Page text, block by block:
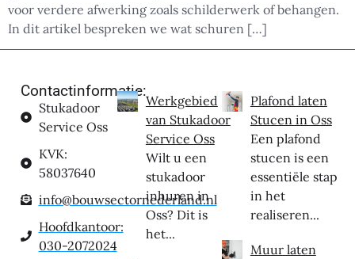
voor verdere afwerking zoals schilderwerk of behangen.
In dit artikel bespreken we wat schuren […]
Contactinformatie:
Stukadoor
Service Oss
KVK:
58037640
info@bouwsectornederland.nl
Hoofdkantoor:
030-2072024
Werkgebied
van Stukadoor
Service Oss
Wilt u een
stukadoor
inhuren in
Oss? Dit is
het...
Plafond laten
Stucen in Oss
Een plafond
stucen is een
essentiële stap
in het
realiseren...
Muur laten